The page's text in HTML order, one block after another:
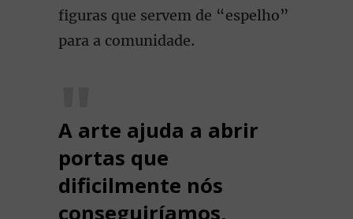
figuras que servem de “espelho”
para a comunidade.
A arte ajuda a abrir
portas que
dificilmente nós
conseguiríamos,